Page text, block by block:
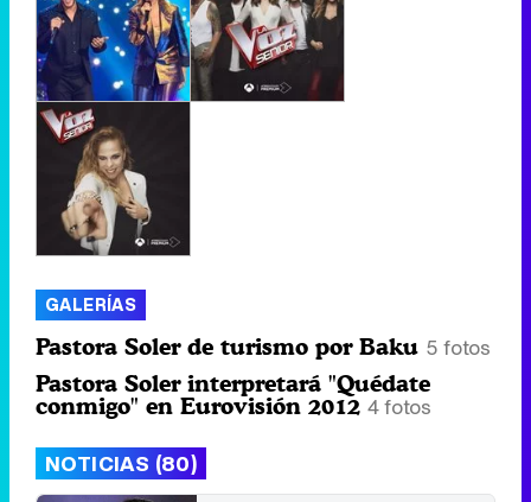
GALERÍAS
Pastora Soler de turismo por Baku 5 fotos
Pastora Soler interpretará "Quédate
conmigo" en Eurovisión 2012 4 fotos
NOTICIAS (80)